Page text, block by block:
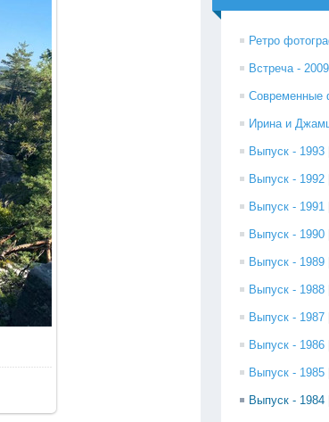
Ретро
Встреча -
Современные
Ирина и
Выпуск - 1993
Выпуск - 1992
Выпуск - 1991
Выпуск - 1990
Выпуск - 1989
Выпуск - 1988
Выпуск - 1987
Выпуск - 1986
Выпуск - 1985
Выпуск - 1984